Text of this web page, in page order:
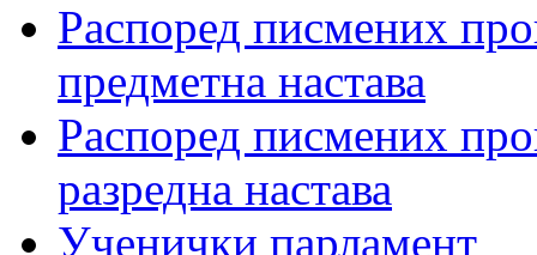
Распоред писмених
предметна настава
Распоред писмених
разредна настава
Ученички парламент